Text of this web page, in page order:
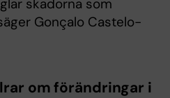
skadorna som
Gonçalo Castelo-
om förändringar i